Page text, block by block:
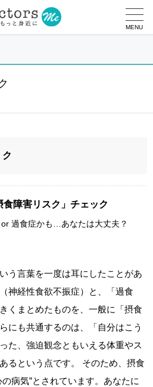
MENU
食障害リスク」チェック
過食症かも…あなたは大丈夫？
う言葉を一度は耳にしたことがあ
神経性食欲不振症）と、「過食
くまとめたものを、一般に「摂食
にも共通するのは、「自分はこう
た、強迫観念ともいえる体重やス
るという点です。 そのため、摂食
病気”とされています。あなたに